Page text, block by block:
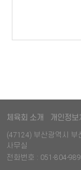
체육회 소개 개인정보
(47124) 부산광역시 부
사무실
전화번호 : 051-804-